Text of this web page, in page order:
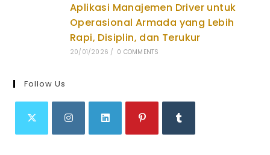
Aplikasi Manajemen Driver untuk
Operasional Armada yang Lebih
Rapi, Disiplin, dan Terukur
20/01/2026 / 0 COMMENTS
Follow Us